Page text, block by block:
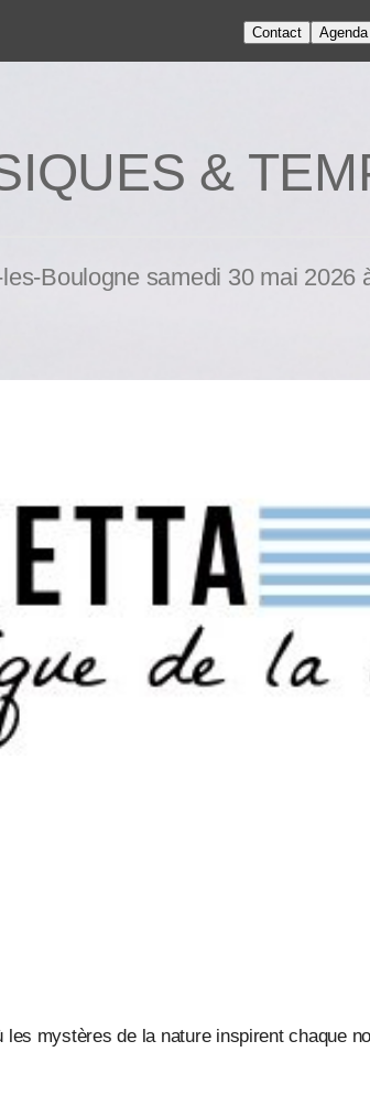
Contact Agenda
&
Boulogne samedi 30 mai 2026
mystères de la nature inspirent chaque